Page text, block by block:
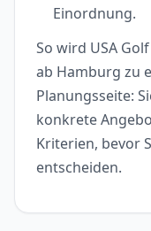
Einordnung.
So wird USA
ab Hamburg zu
Planungsseite:
konkrete
Kriterien, bevor
entscheiden.